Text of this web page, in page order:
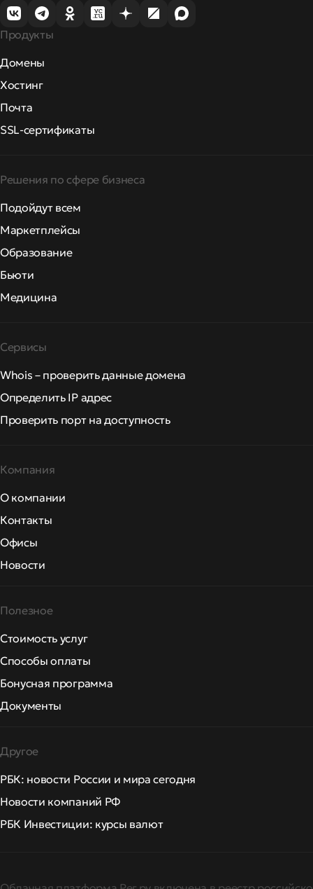
Продукты
Домены
Хостинг
Почта
SSL-сертификаты
Решения по сфере бизнеса
Подойдут всем
Маркетплейсы
Образование
Бьюти
Медицина
Сервисы
Whois – проверить данные домена
Определить IP адрес
Проверить порт на доступность
Компания
О компании
Контакты
Офисы
Новости
Полезное
Стоимость услуг
Способы оплаты
Бонусная программа
Документы
Другое
РБК: новости России и мира сегодня
Новости компаний РФ
РБК Инвестиции: курсы валют